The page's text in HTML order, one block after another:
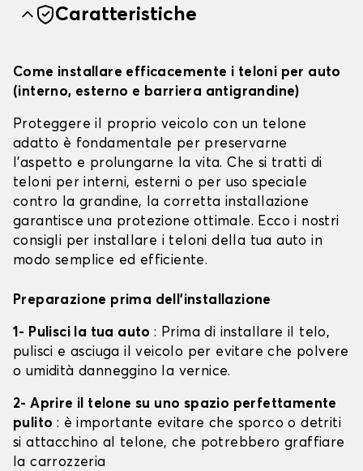
Caratteristiche
Come installare efficacemente i teloni per auto
(interno, esterno e barriera antigrandine)
Proteggere il proprio veicolo con un telone
adatto è fondamentale per preservarne
l'aspetto e prolungarne la vita. Che si tratti di
teloni per interni, esterni o per uso speciale
contro la grandine, la corretta installazione
garantisce una protezione ottimale. Ecco i nostri
consigli per installare i teloni della tua auto in
modo semplice ed efficiente.
Preparazione prima dell'installazione
1- Pulisci la tua auto: Prima di installare il telo,
pulisci e asciuga il veicolo per evitare che polvere
o umidità danneggino la vernice.
2- Aprire il telone su uno spazio perfettamente
pulito : è importante evitare che sporco o detriti
si attacchino al telone, che potrebbero graffiare
la carrozzeria